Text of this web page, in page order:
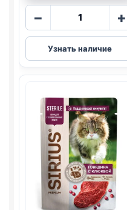
−
Количество
Sirius
влаж.
(КРОЛИК
МОРКОВЬ)
85г
+
Узнать наличие